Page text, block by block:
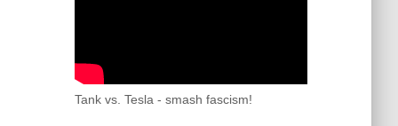
Tank vs. Tesla - smash fascism!